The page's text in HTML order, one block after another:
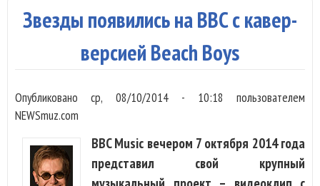
Звезды появились на BBC с кавер-
версией Beach Boys
Опубликованоср, 08/10/2014 - 10:18 пользователем
NEWSmuz.com
BBC Music вечером 7 октября 2014 года
представил свой крупный